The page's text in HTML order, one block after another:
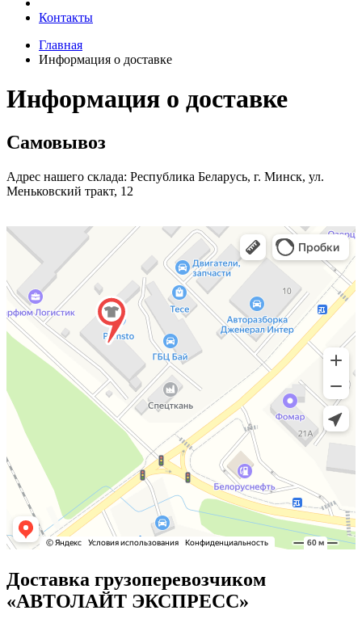
Контакты
Главная
Информация о доставке
Информация о доставке
Самовывоз
Адрес нашего склада: Республика Беларусь, г. Минск, ул.
Меньковский тракт, 12
Доставка грузоперевозчиком
«АВТОЛАЙТ ЭКСПРЕСС»